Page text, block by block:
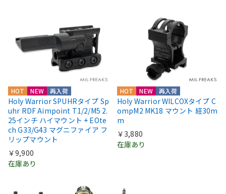
HOT NEW 再入荷
Holy Warrior SPUHRタイプ Sp
uhr RDF Aimpoint T1/2/M5 2.
25インチ ハイマウント + EOte
ch G33/G43 マグニファイア フ
リップマウント
￥9,900
在庫あり
HOT NEW 再入荷
Holy Warrior WILCOXタイプ C
ompM2 MK18 マウント 経30m
m
￥3,880
在庫あり